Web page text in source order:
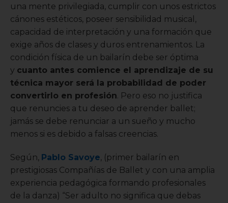
una mente privilegiada, cumplir con unos estrictos
cánones estéticos, poseer sensibilidad musical,
capacidad de interpretación y una formación que
exige años de clases y duros entrenamientos. La
condición física de un bailarín debe ser óptima
y cuanto antes comience el aprendizaje de su
técnica mayor será la probabilidad de poder
convertirlo en profesión. Pero eso no justifica
que renuncies a tu deseo de aprender ballet;
jamás se debe renunciar a un sueño y mucho
menos si es debido a falsas creencias.
Según, Pablo Savoye, (primer bailarín en
prestigiosas Compañías de Ballet y con una amplia
experiencia pedagógica formando profesionales
de la danza) “Ser adulto no significa que debas